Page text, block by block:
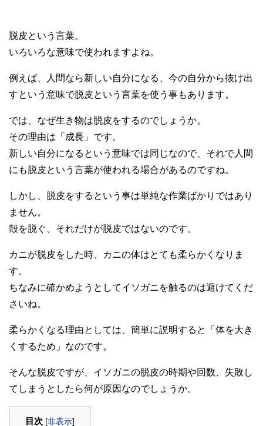
脱皮という言葉。
いろいろな意味で使われますよね。
例えば、人間なら新しい自分になる、今の自分から抜け出
すという意味で脱皮という言葉を使う事もあります。
では、なぜ生き物は脱皮をするのでしょうか。
その理由は「成長」です。
新しい自分になるという意味では同じなので、それで人間
にも脱皮という言葉が使われる場合があるのですね。
しかし、脱皮をするという事は単純な作業ばかりではあり
ません。
殻を脱ぐ、それだけが脱皮ではないのです。
カニが脱皮をした時、カニの体はとても柔らかくなりま
す。
ちなみに確かめようとしてイソガニを触るのは避けてくだ
さいね。
柔らかくなる理由としては、簡単に説明すると「体を大き
くするため」なのです。
そんな脱皮ですが、イソガニの脱皮の時期や回数、失敗し
てしまうとしたら何が原因なのでしょうか。
目次 [非表示]